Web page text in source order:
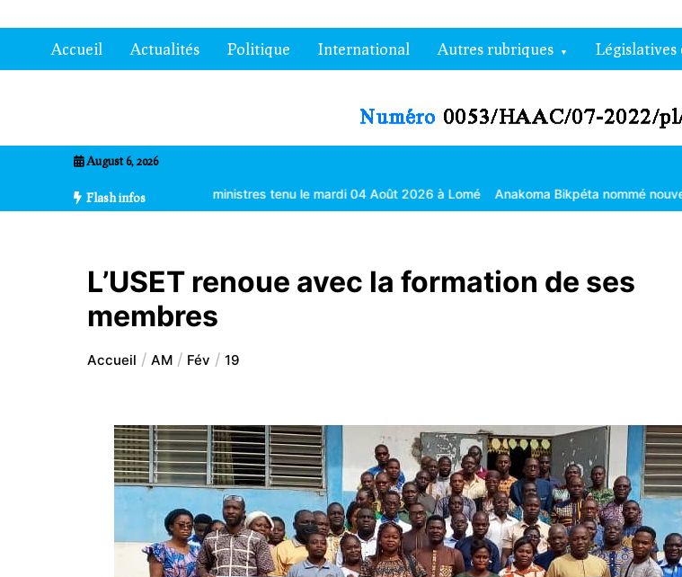
au
contenuAccueil Actualités Politique International Autres rubriques Législatives
August 6, 2026
Flash infos
du Conseil des ministres tenu le mardi 04 Août 2026 à Lomé Anakoma Bikpéta nommé nouveau
L’USET renoue avec la formation de ses
membres
Accueil AM Fév 19